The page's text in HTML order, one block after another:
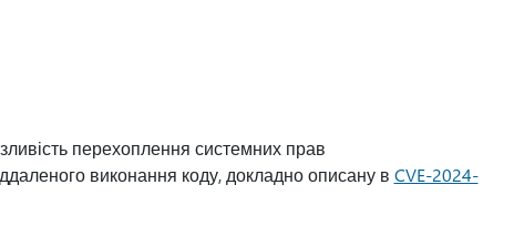
перехоплення системних прав
виконання коду, докладно описану в CVE-2024-